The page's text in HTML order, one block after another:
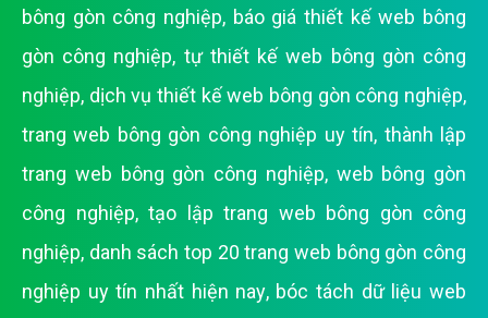
bông gòn công nghiệp, báo giá thiết kế web bông
gòn công nghiệp, tự thiết kế web bông gòn công
nghiệp, dịch vụ thiết kế web bông gòn công nghiệp,
trang web bông gòn công nghiệp uy tín, thành lập
trang web bông gòn công nghiệp, web bông gòn
công nghiệp, tạo lập trang web bông gòn công
nghiệp, danh sách top 20 trang web bông gòn công
nghiệp uy tín nhất hiện nay, bóc tách dữ liệu web